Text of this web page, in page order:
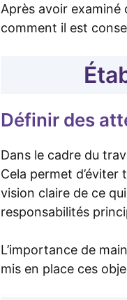
Après avoir
comment il est
Définir des
Dans le cadre du
Cela permet
vision claire de ce
responsabilités
L’importance de
mis en place ces